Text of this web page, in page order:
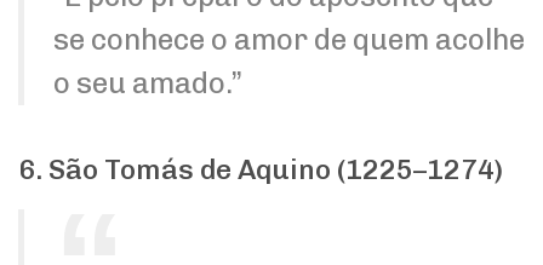
se conhece o amor de quem acolhe
o seu amado.”
6. São Tomás de Aquino (1225–1274)